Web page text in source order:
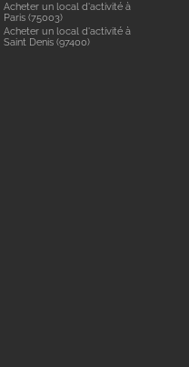
Acheter un local d'activité à
Paris (75003)
Acheter un local d'activité à
Saint Denis (97400)